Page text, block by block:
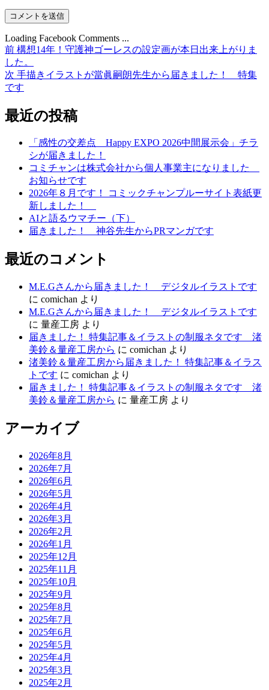
Loading Facebook Comments ...
投
稿
ナ
ビ
前 前
の
投
稿:
構想14年！守護神ゴーレスの設定画が本日出来上がりま
した。
次 次
の
稿:
手描きイラストが當眞嗣朗先生から届きました！ 特集
です
最近の投稿
「感性の交差点 Happy EXPO 2026中間展示会」チラ
シが届きました！
コミチャンは株式会社から個人事業主になりました
お知らせです
2026年８月です！ コミックチャンプルーサイト表紙更
新しました！
AIと語るウマチー（下）
届きました！ 神谷先生からPRマンガです
最近のコメント
M.E.Gさんから届きました！ デジタルイラストです
に comichan より
M.E.Gさんから届きました！ デジタルイラストです
に 量産工房 より
届きました！ 特集記事＆イラストの制服ネタです 渚
美鈴＆量産工房から に comichan より
渚美鈴＆量産工房から届きました！ 特集記事＆イラス
トです に comichan より
届きました！ 特集記事＆イラストの制服ネタです 渚
美鈴＆量産工房から に 量産工房 より
アーカイブ
2026年8月
2026年7月
2026年6月
2026年5月
2026年4月
2026年3月
2026年2月
2026年1月
2025年12月
2025年11月
2025年10月
2025年9月
2025年8月
2025年7月
2025年6月
2025年5月
2025年4月
2025年3月
2025年2月